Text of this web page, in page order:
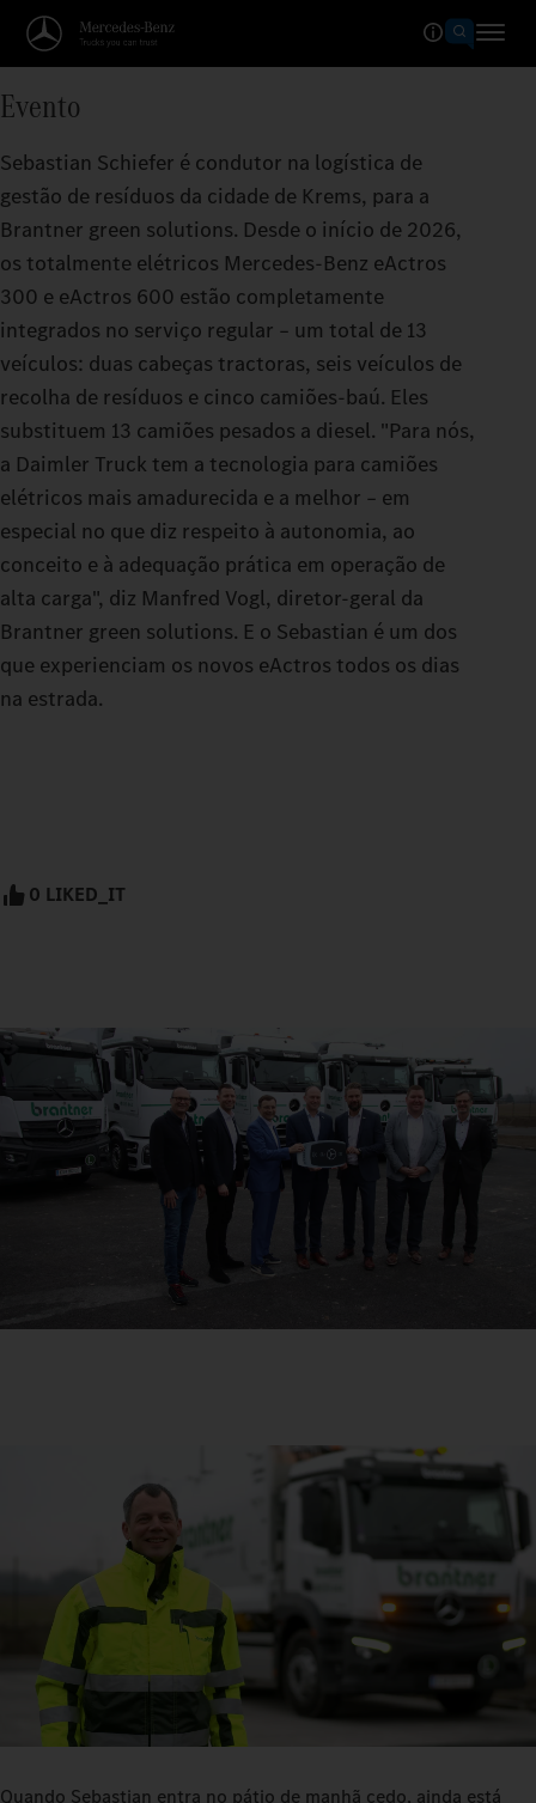
Evento
Sebastian Schiefer é condutor na logística de
gestão de resíduos da cidade de Krems, para a
Brantner green solutions. Desde o início de 2026,
os totalmente elétricos Mercedes‑Benz eActros
300 e eActros 600 estão completamente
integrados no serviço regular – um total de 13
veículos: duas cabeças tractoras, seis veículos de
recolha de resíduos e cinco camiões-baú. Eles
substituem 13 camiões pesados a diesel. "Para nós,
a Daimler Truck tem a tecnologia para camiões
elétricos mais amadurecida e a melhor – em
especial no que diz respeito à autonomia, ao
conceito e à adequação prática em operação de
alta carga", diz Manfred Vogl, diretor-geral da
Brantner green solutions. E o Sebastian é um dos
que experienciam os novos eActros todos os dias
na estrada.
0 LIKED_IT
Quando Sebastian entra no pátio de manhã cedo, ainda está